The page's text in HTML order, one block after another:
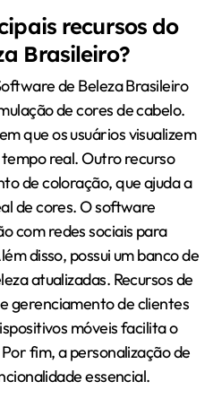
recursos do
Brasileiro?
de Beleza Brasileiro
de cores de cabelo.
que os usuários visualizem
real. Outro recurso
de coloração, que ajuda a
de cores. O software
com redes sociais para
disso, possui um banco de
atualizadas. Recursos de
gerenciamento de clientes
móveis facilita o
fim, a personalização de
essencial.